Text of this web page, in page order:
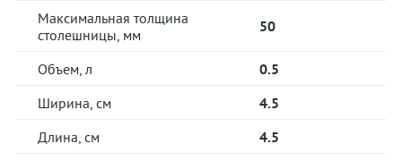
Максимальная толщина
столешницы, мм
50
Объем, л
0.5
Ширина, см
4.5
Длина, см
4.5